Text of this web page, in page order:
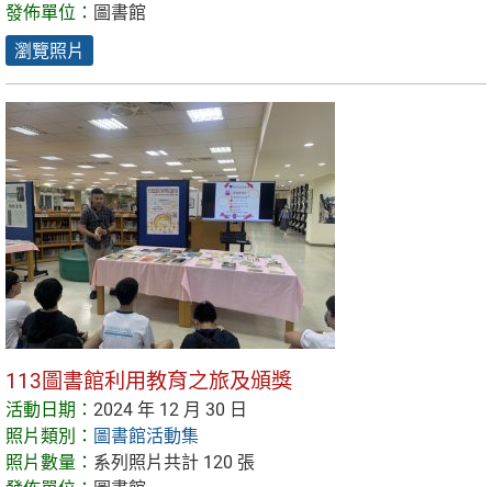
發佈單位： 圖書館
瀏覽照片
113圖書館利用教育之旅及頒獎
活動日期： 2024 年 12 月 30 日
照片類別： 圖書館活動集
照片數量： 系列照片共計 120 張